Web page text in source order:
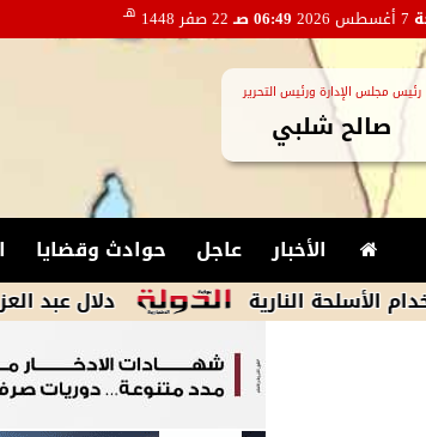
06:49 صـ 22 صفر 1448 هـ
رئيس مجلس الإدارة ورئيس التحرير
صالح شلبي
الأخبار عاجل حوادث وقضايا
دلال عبد العزيز رحلة